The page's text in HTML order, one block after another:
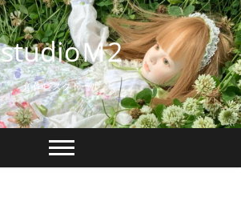
studioＭ2
創作ビスクドール